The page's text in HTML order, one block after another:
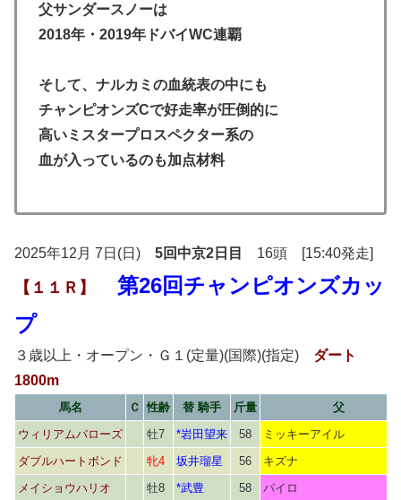
父サンダースノーは
2018年・2019年ドバイWC連覇
そして、ナルカミの血統表の中にも
チャンピオンズCで好走率が圧倒的に
高いミスタープロスペクター系の
血が入っているのも加点材料
2025年12月 7日(日) 5回中京2日目 16頭 [15:40発走]
【１１Ｒ】
第26回チャンピオンズカッ
プ
３歳以上・オープン・Ｇ１(定量)(国際)(指定) ダート
1800m
馬名 Ｃ 性齢 替 騎手 斤量
父
ウィリアムバローズ
牡7 *岩田望来 58
ミッキーアイル
ダブルハートボンド
牝4 坂井瑠星 56
キズナ
メイショウハリオ
牡8 *武豊 58 パイロ